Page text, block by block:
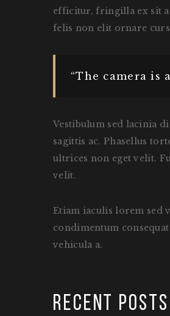
efficitur, fringilla ex sit
felis non elit ornare
“The camera is
Vestibulum sed lacinia
sagittis ac. Phasellus
ultrices non eget velit.
velit.
Etiam iaculis lorem sed
condimentum
vehicula a.
RECENT POSTS